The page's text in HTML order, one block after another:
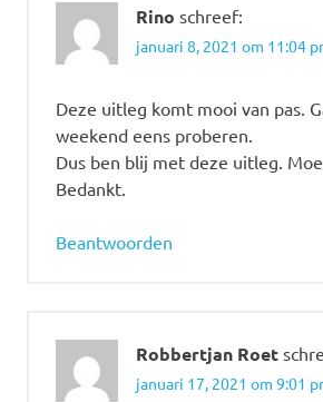
Rino schreef:
januari 8, 2021 om 11:04
Deze uitleg komt mooi van pas.
weekend eens proberen.
Dus ben blij met deze uitleg.
Bedankt.
Beantwoorden
Robbertjan Roet
januari 17, 2021 om 9:01